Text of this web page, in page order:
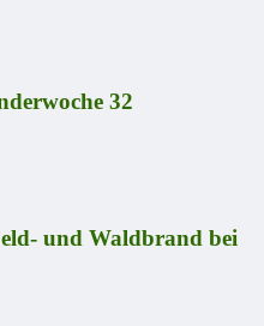
32
und Waldbrand bei